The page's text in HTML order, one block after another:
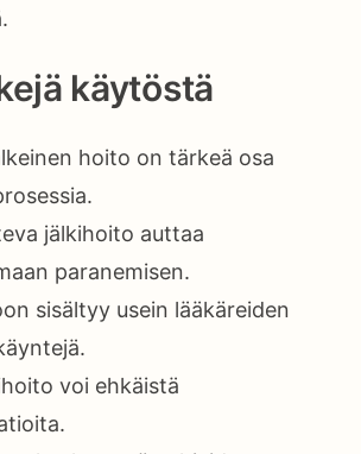
käytöstä
hoito on tärkeä osa
jälkihoito auttaa
paranemisen.
sisältyy usein lääkäreiden
voi ehkäistä